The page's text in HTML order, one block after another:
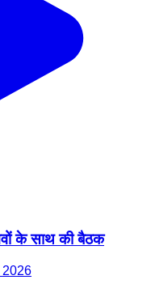
के साथ की बैठक
2026